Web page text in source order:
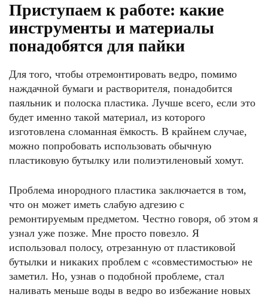
Приступаем к работе: какие
инструменты и материалы
понадобятся для пайки
Для того, чтобы отремонтировать ведро, помимо
наждачной бумаги и растворителя, понадобится
паяльник и полоска пластика. Лучше всего, если это
будет именно такой материал, из которого
изготовлена сломанная ёмкость. В крайнем случае,
можно попробовать использовать обычную
пластиковую бутылку или полиэтиленовый хомут.
Проблема инородного пластика заключается в том,
что он может иметь слабую адгезию с
ремонтируемым предметом. Честно говоря, об этом я
узнал уже позже. Мне просто повезло. Я
использовал полосу, отрезанную от пластиковой
бутылки и никаких проблем с «совместимостью» не
заметил. Но, узнав о подобной проблеме, стал
наливать меньше воды в ведро во избежание новых